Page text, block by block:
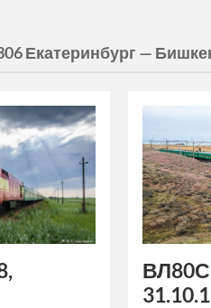
Екатеринбург —